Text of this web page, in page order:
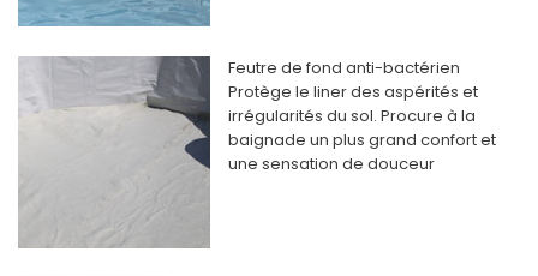
Feutre de fond anti-bactérien
Protège le liner des aspérités et
irrégularités du sol. Procure à la
baignade un plus grand confort et
une sensation de douceur